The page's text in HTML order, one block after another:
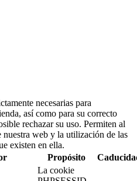
necesarias para
así como para su correcto
rechazar su uso. Permiten al
nuestra web y la utilización de las
existen en ella.
Propósito
La cookie